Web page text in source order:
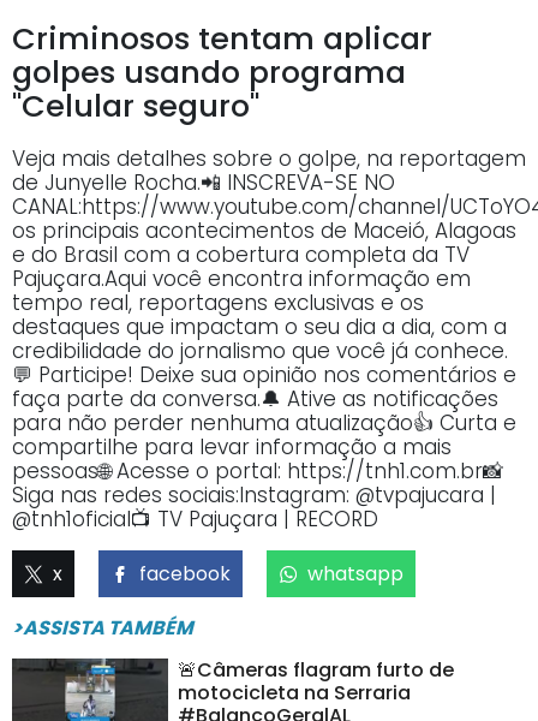
Criminosos tentam aplicar
golpes usando programa
''Celular seguro''
Veja mais detalhes sobre o golpe, na reportagem
de Junyelle Rocha.📲 INSCREVA-SE NO
CANAL:https://www.youtube.com/channel/
os principais acontecimentos de Maceió, Alagoas
e do Brasil com a cobertura completa da TV
Pajuçara.Aqui você encontra informação em
tempo real, reportagens exclusivas e os
destaques que impactam o seu dia a dia, com a
credibilidade do jornalismo que você já conhece.
💬 Participe! Deixe sua opinião nos comentários e
faça parte da conversa.🔔 Ative as notificações
para não perder nenhuma atualização👍 Curta e
compartilhe para levar informação a mais
pessoas🌐 Acesse o portal: https://tnh1.com.br📸
Siga nas redes sociais:Instagram: @tvpajucara |
@tnh1oficial📺 TV Pajuçara | RECORD
x facebook
whatsapp
>ASSISTA TAMBÉM
🚨Câmeras flagram furto de
motocicleta na Serraria
#BalançoGeralAL